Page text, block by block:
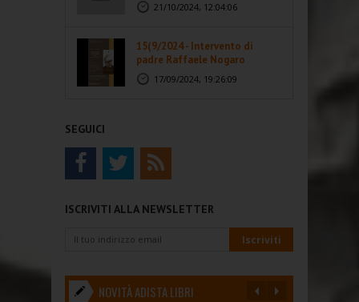
21/10/2024, 12:04:06
15(9/2024 - Intervento di
padre Raffaele Nogaro
17/09/2024, 19:26:09
SEGUICI
ISCRIVITI ALLA NEWSLETTER
NOVITÀ ADISTA LIBRI